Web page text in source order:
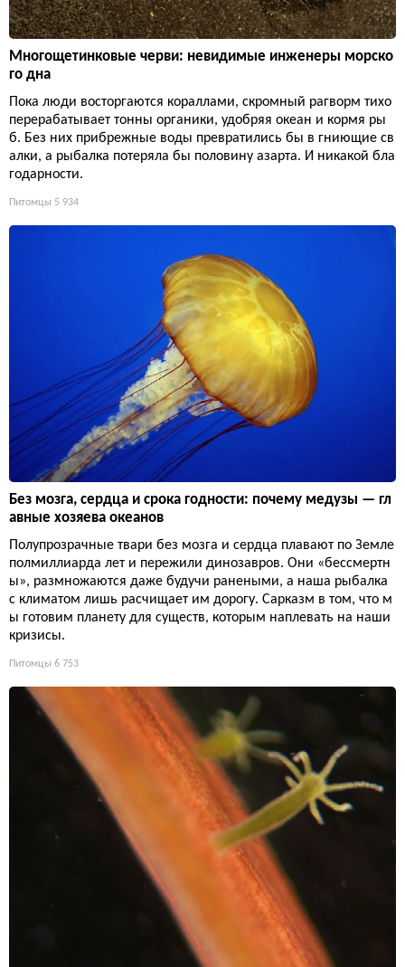
Многощетинковые черви: невидимые инженеры морско
го дна
Пока люди восторгаются кораллами, скромный рагворм тихо
перерабатывает тонны органики, удобряя океан и кормя ры
б. Без них прибрежные воды превратились бы в гниющие св
алки, а рыбалка потеряла бы половину азарта. И никакой бла
годарности.
Питомцы 5 934
Без мозга, сердца и срока годности: почему медузы — гл
авные хозяева океанов
Полупрозрачные твари без мозга и сердца плавают по Земле
полмиллиарда лет и пережили динозавров. Они «бессмертн
ы», размножаются даже будучи ранеными, а наша рыбалка
с климатом лишь расчищает им дорогу. Сарказм в том, что м
ы готовим планету для существ, которым наплевать на наши
кризисы.
Питомцы 6 753